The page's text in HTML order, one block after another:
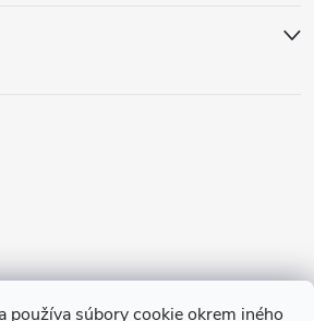
používa súbory cookie okrem iného